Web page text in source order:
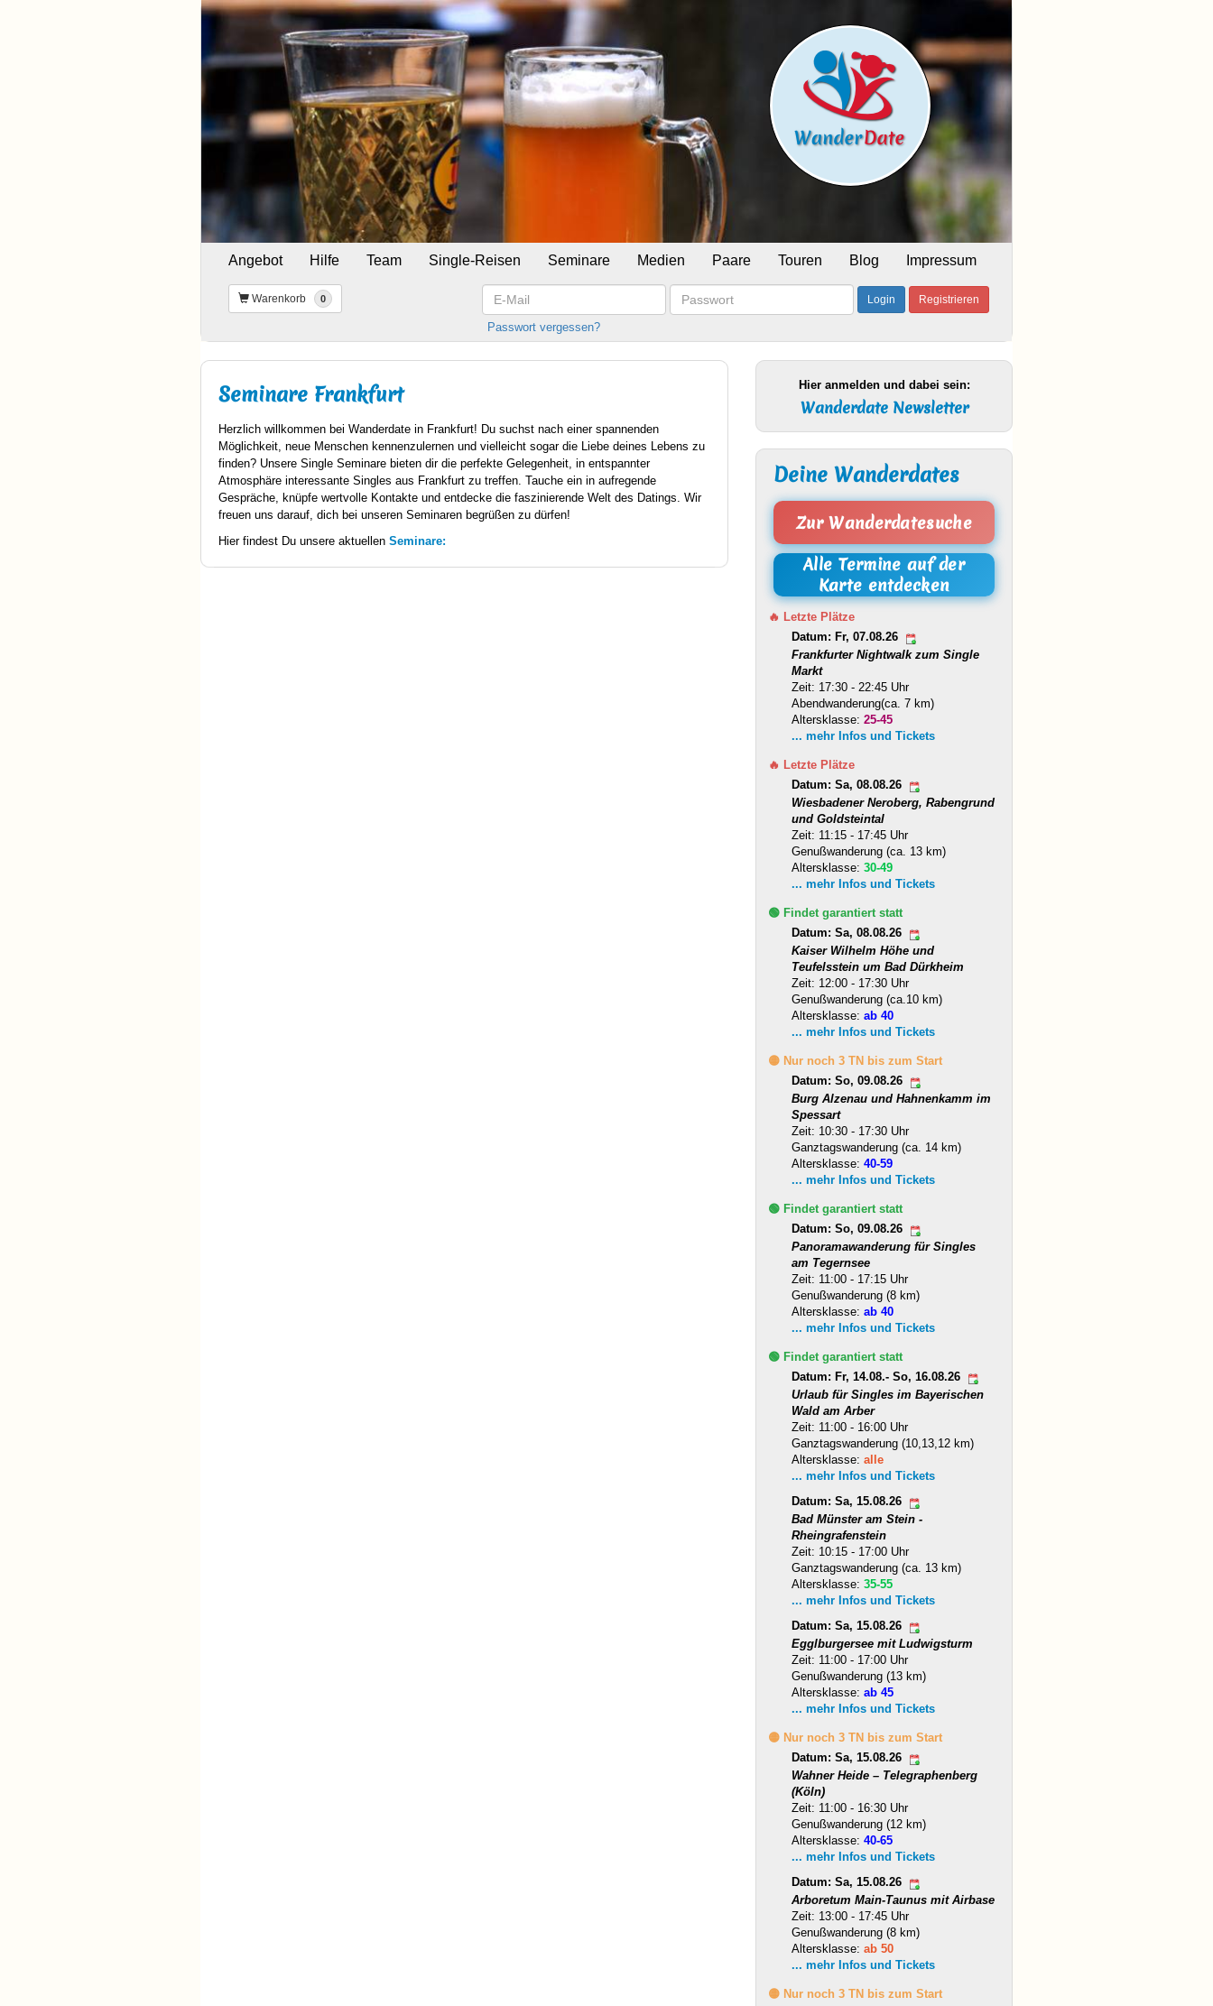
Angebot Hilfe Team Single-Reisen Seminare Medien Paare Touren Blog Impressum
Warenkorb 0
E-
Mail
Passwort
Login Registrieren
Passwort vergessen?
Seminare Frankfurt
Herzlich willkommen bei Wanderdate in Frankfurt! Du suchst nach einer spannenden
Möglichkeit, neue Menschen kennenzulernen und vielleicht sogar die Liebe deines Lebens zu
finden? Unsere Single Seminare bieten dir die perfekte Gelegenheit, in entspannter
Atmosphäre interessante Singles aus Frankfurt zu treffen. Tauche ein in aufregende
Gespräche, knüpfe wertvolle Kontakte und entdecke die faszinierende Welt des Datings. Wir
freuen uns darauf, dich bei unseren Seminaren begrüßen zu dürfen!
Hier findest Du unsere aktuellen Seminare:
Hier anmelden und dabei sein:
Wanderdate Newsletter
Deine Wanderdates
Zur Wanderdatesuche
Alle Termine auf der
Karte entdecken
🔥 Letzte Plätze
Datum: Fr, 07.08.26
Frankfurter Nightwalk zum Single
Markt
Zeit: 17:30 - 22:45 Uhr
Abendwanderung(ca. 7 km)
Altersklasse:25-45
... mehr Infos und Tickets
🔥 Letzte Plätze
Datum: Sa, 08.08.26
Wiesbadener Neroberg, Rabengrund
und Goldsteintal
Zeit: 11:15 - 17:45 Uhr
Genußwanderung (ca. 13 km)
Altersklasse:30-49
... mehr Infos und Tickets
🟢 Findet garantiert statt
Datum: Sa, 08.08.26
Kaiser Wilhelm Höhe und
Teufelsstein um Bad Dürkheim
Zeit: 12:00 - 17:30 Uhr
Genußwanderung (ca.10 km)
Altersklasse:ab 40
... mehr Infos und Tickets
🟡 Nur noch 3 TN bis zum Start
Datum: So, 09.08.26
Burg Alzenau und Hahnenkamm im
Spessart
Zeit: 10:30 - 17:30 Uhr
Ganztagswanderung (ca. 14 km)
Altersklasse:40-59
... mehr Infos und Tickets
🟢 Findet garantiert statt
Datum: So, 09.08.26
Panoramawanderung für Singles
am Tegernsee
Zeit: 11:00 - 17:15 Uhr
Genußwanderung (8 km)
Altersklasse:ab 40
... mehr Infos und Tickets
🟢 Findet garantiert statt
Datum: Fr, 14.08.- So, 16.08.26
Urlaub für Singles im Bayerischen
Wald am Arber
Zeit: 11:00 - 16:00 Uhr
Ganztagswanderung (10,13,12 km)
Altersklasse:alle
... mehr Infos und Tickets
Datum: Sa, 15.08.26
Bad Münster am Stein -
Rheingrafenstein
Zeit: 10:15 - 17:00 Uhr
Ganztagswanderung (ca. 13 km)
Altersklasse:35-55
... mehr Infos und Tickets
Datum: Sa, 15.08.26
Egglburgersee mit Ludwigsturm
Zeit: 11:00 - 17:00 Uhr
Genußwanderung (13 km)
Altersklasse:ab 45
... mehr Infos und Tickets
🟡 Nur noch 3 TN bis zum Start
Datum: Sa, 15.08.26
Wahner Heide – Telegraphenberg
(Köln)
Zeit: 11:00 - 16:30 Uhr
Genußwanderung (12 km)
Altersklasse:40-65
... mehr Infos und Tickets
Datum: Sa, 15.08.26
Arboretum Main-Taunus mit Airbase
Zeit: 13:00 - 17:45 Uhr
Genußwanderung (8 km)
Altersklasse:ab 50
... mehr Infos und Tickets
🟡 Nur noch 3 TN bis zum Start